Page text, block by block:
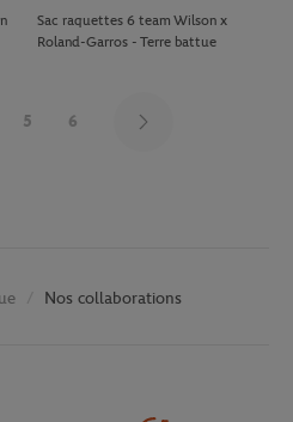
Sac raquettes 6 team Wilson x
Roland-Garros - Terre battue
5 6
Nos collaborations